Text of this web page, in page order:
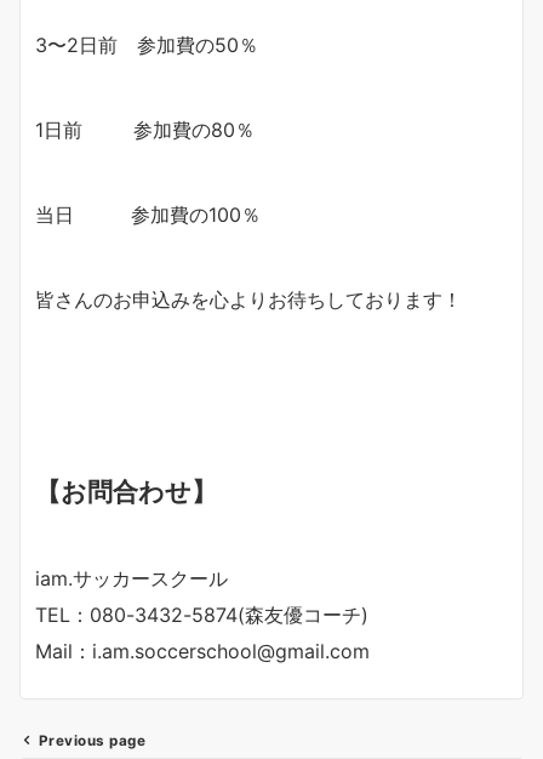
3〜2日前 参加費の50％
1日前 参加費の80％
当日 参加費の100％
皆さんのお申込みを心よりお待ちしております！
【お問合わせ】
iam.サッカースクール
TEL：080-3432-5874(森友優コーチ)
Mail：i.am.soccerschool@gmail.com
Previous page